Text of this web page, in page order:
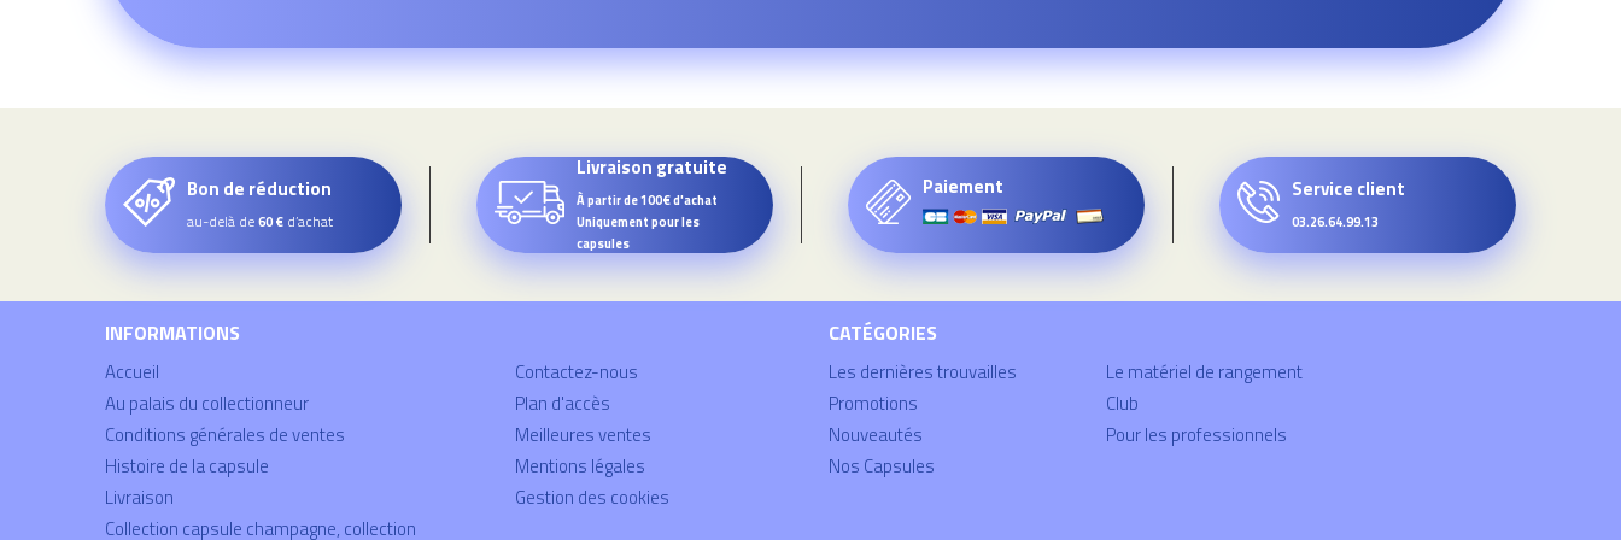
Bon de réduction
au-delà de60 € d’achat
Livraison gratuite
À partir de 100€ d'achat
Uniquement pour les
capsules
Paiement Service client
03.26.64.99.13
INFORMATIONS
Accueil
Au palais du collectionneur
Conditions générales de ventes
Histoire de la capsule
Livraison
Collection capsule champagne, collection
Contactez-nous
Plan d'accès
Meilleures ventes
Mentions légales
Gestion des cookies
CATÉGORIES
Les dernières trouvailles
Promotions
Nouveautés
Nos Capsules
Le matériel de rangement
Club
Pour les professionnels